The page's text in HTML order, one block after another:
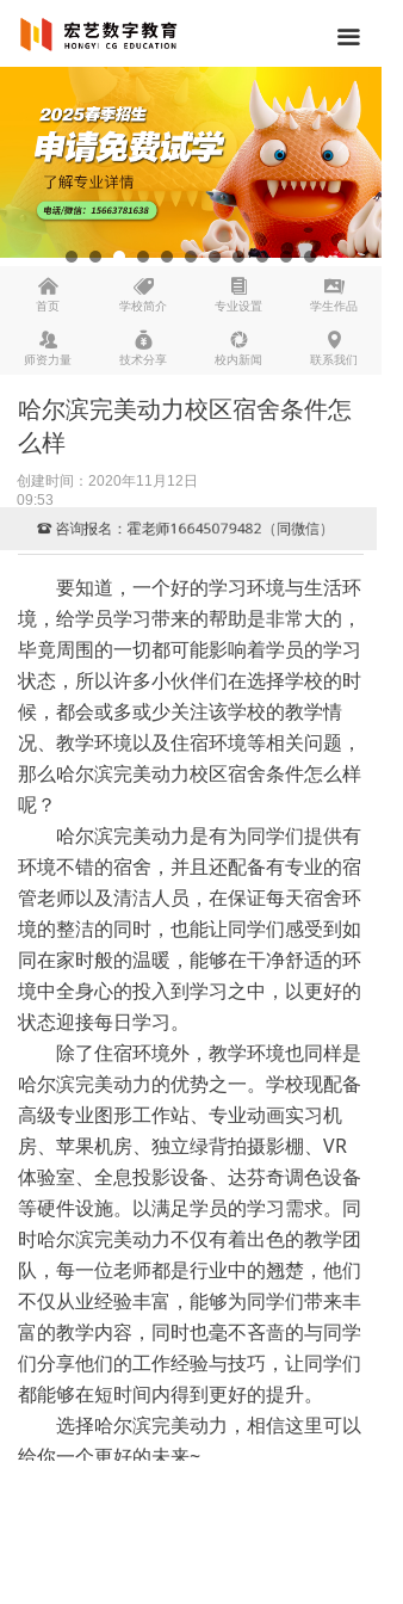
낀
首页
뀄
学校简介
뀴
专业设置
끡
学生作品
뀡
师资力量
낐
技术分享
넆
校内新闻
넹
联系我们
끀
哈尔滨完美动力校区宿舍条件怎
么样
创建时间： 2020年11月12日
09:53
要知道，一个好的学习环境与生活环
境，给学员学习带来的帮助是非常大的，
毕竟周围的一切都可能影响着学员的学习
状态，所以许多小伙伴们在选择学校的时
候，都会或多或少关注该学校的教学情
况、教学环境以及住宿环境等相关问题，
那么哈尔滨完美动力校区宿舍条件怎么样
呢？
哈尔滨完美动力是有为同学们提供有
环境不错的宿舍，并且还配备有专业的宿
管老师以及清洁人员，在保证每天宿舍环
境的整洁的同时，也能让同学们感受到如
同在家时般的温暖，能够在干净舒适的环
境中全身心的投入到学习之中，以更好的
状态迎接每日学习。
除了住宿环境外，教学环境也同样是
哈尔滨完美动力的优势之一。学校现配备
高级专业图形工作站、专业动画实习机
房、苹果机房、独立绿背拍摄影棚、VR
体验室、全息投影设备、达芬奇调色设备
等硬件设施。以满足学员的学习需求。同
时哈尔滨完美动力不仅有着出色的教学团
队，每一位老师都是行业中的翘楚，他们
不仅从业经验丰富，能够为同学们带来丰
富的教学内容，同时也毫不吝啬的与同学
们分享他们的工作经验与技巧，让同学们
都能够在短时间内得到更好的提升。
选择哈尔滨完美动力，相信这里可以
给你一个更好的未来~
뀰 咨询报名：霍老师16645079482（同微信）